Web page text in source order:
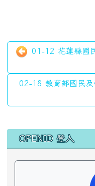
01-12 花蓮縣國
02-18 教育部國民
左邊區域內容
OPENID 登入